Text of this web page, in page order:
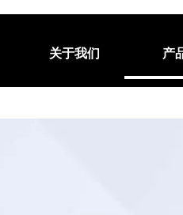
关于我们 产